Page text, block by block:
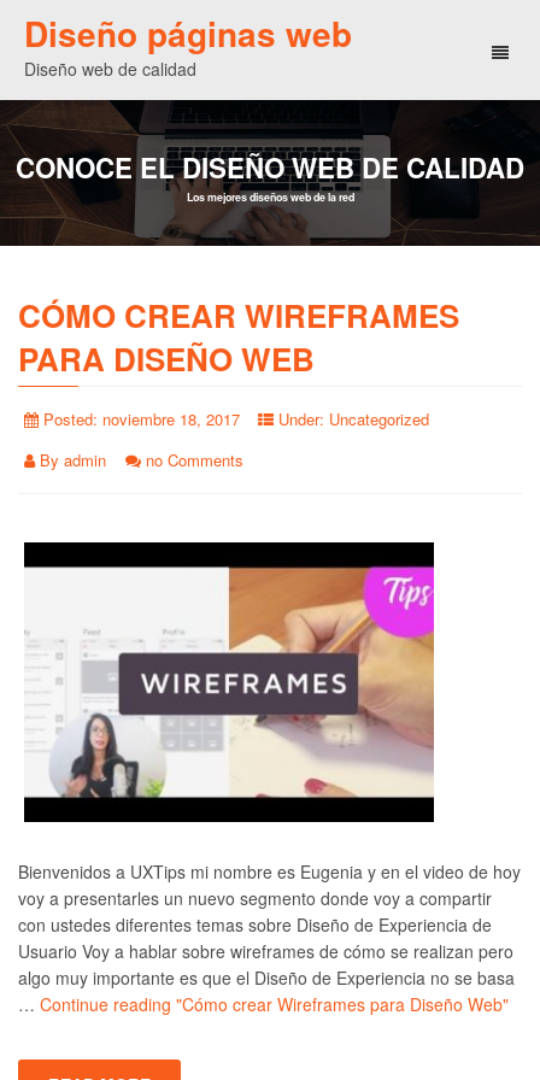
Diseño páginas web
Diseño web de calidad
CONOCE EL DISEÑO WEB DE CALIDAD
Los mejores diseños web de la red
CÓMO CREAR WIREFRAMES
PARA DISEÑO WEB
Posted: noviembre 18, 2017 Under: Uncategorized
By admin no Comments
Bienvenidos a UXTips mi nombre es Eugenia y en el video de hoy
voy a presentarles un nuevo segmento donde voy a compartir
con ustedes diferentes temas sobre Diseño de Experiencia de
Usuario Voy a hablar sobre wireframes de cómo se realizan pero
algo muy importante es que el Diseño de Experiencia no se basa
… Continue reading "Cómo crear Wireframes para Diseño Web"